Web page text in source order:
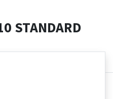
STANDARD